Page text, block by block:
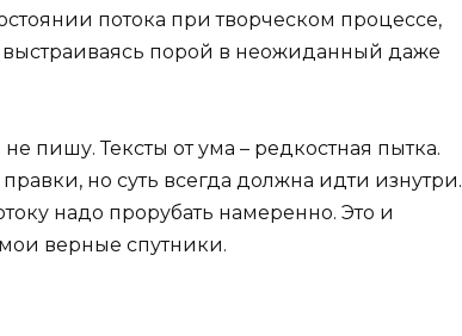
потока при творческом процессе,
выстраиваясь порой в неожиданный даже
не пишу. Тексты от ума – редкостная пытка.
но суть всегда должна идти изнутри.
надо прорубать намеренно. Это и
верные спутники.